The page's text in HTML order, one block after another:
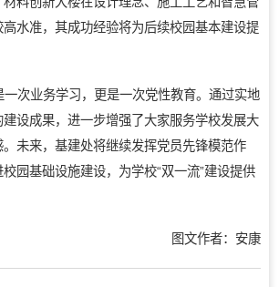
水准，其成功经验将为后续校园基本建设提
一次业务学习，更是一次党性教育。通过实地
设成果，进一步增强了大家服务学校发展大
未来，基建处将继续发挥党员先锋模范作
园基础设施建设，为学校“双一流”建设提供
图文作者：安康